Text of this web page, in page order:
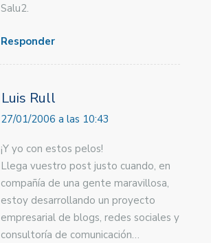
Salu2.
Responder
Luis Rull
27/01/2006 a las 10:43
¡Y yo con estos pelos!
Llega vuestro post justo cuando, en
compañía de una gente maravillosa,
estoy desarrollando un proyecto
empresarial de blogs, redes sociales y
consultoría de comunicación…